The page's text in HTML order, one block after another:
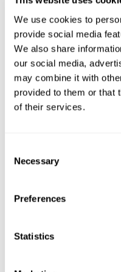
We use cookies to
provide social media
We also share
our social media,
may combine it with
provided to them or that
of their services.
Selection
Necessary
Preferences
Statistics
работать с новейшими
расширяет возможности
Tesla. С его помощью
компьютером (CID, IC) и
автомобиля: менять
анализировать и
диагностике
обучения диагностике
Все наше оборудование
автоматическое
Мы очень ждем всех в